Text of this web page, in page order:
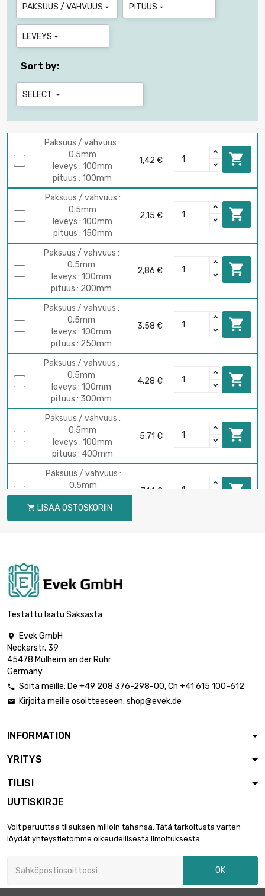
PAKSUUS / VAHVUUS  PITUUS 
LEVEYS 
Sort by:
SELECT 
Paksuus / vahvuus :
0.5mm
leveys : 100mm
pituus : 100mm
1,42 € 
Paksuus / vahvuus :
0.5mm
leveys : 100mm
pituus : 150mm
2,15 € 
Paksuus / vahvuus :
0.5mm
leveys : 100mm
pituus : 200mm
2,86 € 
Paksuus / vahvuus :
0.5mm
leveys : 100mm
pituus : 250mm
3,58 € 
Paksuus / vahvuus :
0.5mm
leveys : 100mm
pituus : 300mm
4,28 € 
Paksuus / vahvuus :
0.5mm
leveys : 100mm
pituus : 400mm
5,71 € 
Paksuus / vahvuus :
0.5mm
leveys : 100mm
pituus : 500mm
7,14 € 
Paksuus / vahvuus :
pituus : 700mm
Paksuus / vahvuus :
leveys : 100mm
0.5mm
pituus : 900mm
Paksuus / vahvuus :
pituus : 150mm
leveys : 150mm
3,21 € 
0.5mm
 LISÄÄ OSTOSKORIIN
Testattu laatu Saksasta

Evek GmbH
Neckarstr. 39
45478 Mülheim an der Ruhr
Germany
 Soita meille: De +49 208 376-298-00, Ch +41 615 100-612
 Kirjoita meille osoitteeseen: shop@evek.de
INFORMATION
YRITYS
TILISI
UUTISKIRJE
Voit peruuttaa tilauksen milloin tahansa. Tätä tarkoitusta varten
löydät yhteystietomme oikeudellisesta ilmoituksesta.
OK